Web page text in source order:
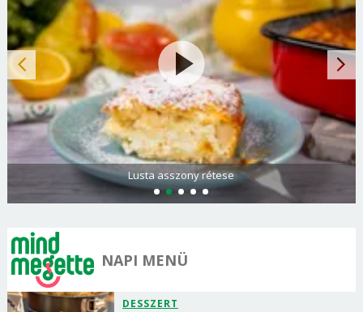
Lusta asszony rétese
NAPI MENÜ
DESSZERT